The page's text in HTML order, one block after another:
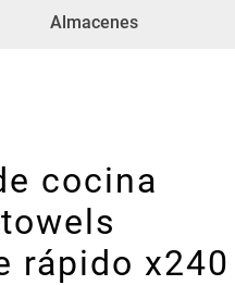
Almacenes
cocina
rápido x240